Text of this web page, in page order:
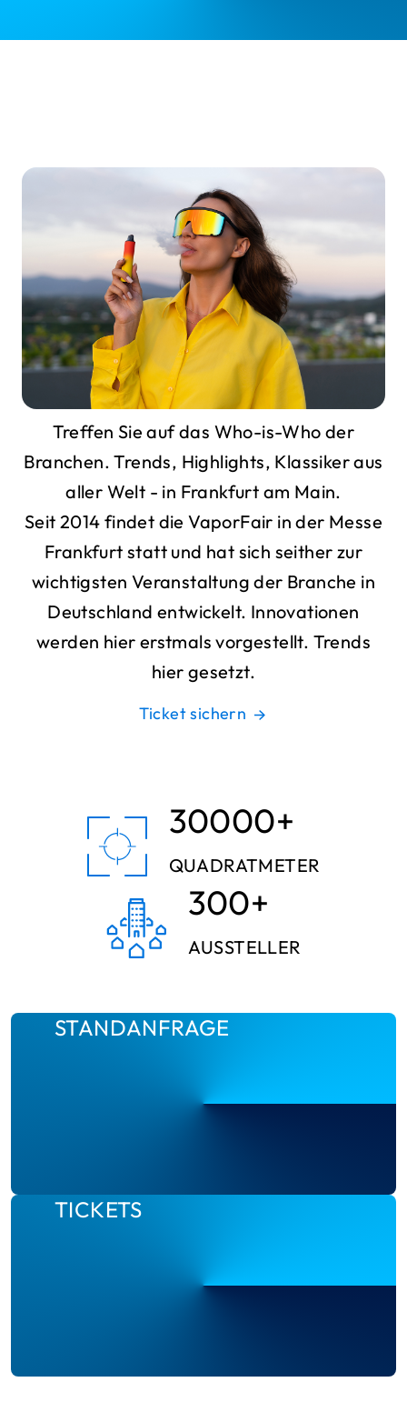
Treffen Sie auf das Who-is-Who der
Branchen. Trends, Highlights, Klassiker aus
aller Welt - in Frankfurt am Main.
Seit 2014 findet die VaporFair in der Messe
Frankfurt statt und hat sich seither zur
wichtigsten Veranstaltung der Branche in
Deutschland entwickelt. Innovationen
werden hier erstmals vorgestellt. Trends
hier gesetzt.
Ticket sichern
30000+
QUADRATMETER
300+
AUSSTELLER
STANDANFRAGE
TICKETS